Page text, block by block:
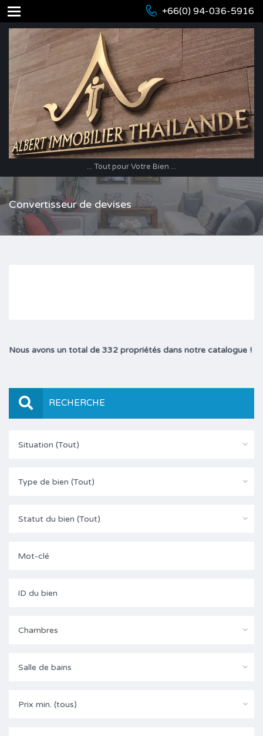
+66(0) 94-036-5916
... Tout pour Votre Bien ...
Convertisseur de devises
Nous avons un total de 332 propriétés dans notre catalogue !
RECHERCHE
Situation (Tout)
Type de bien (Tout)
Statut du bien (Tout)
Chambres
Salle de bains
Prix min. (tous)